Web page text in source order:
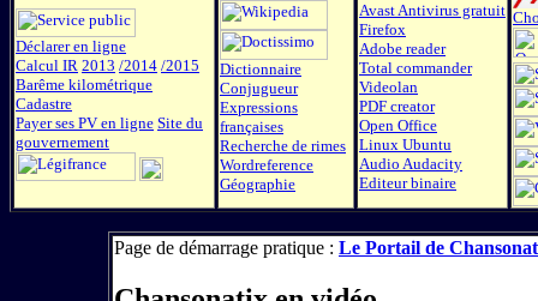
Déclarer en ligne
Calcul IR 2013 /2014 /2015
Barême kilométrique
Cadastre
Payer ses PV en ligne Site du
gouvernement
Dictionnaire
Conjugueur
Expressions
françaises
Recherche de rimes
Wordreference
Géographie
Avast Antivirus gratuit
Firefox
Adobe reader
Total commander
Videolan
PDF creator
Open Office
Linux Ubuntu
Audio Audacity
Editeur binaire
Page de démarrage pratique : Le Portail de